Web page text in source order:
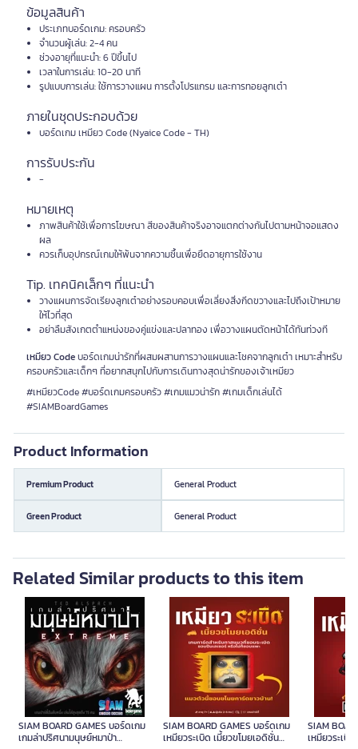
ข้อมูลสินค้า
ประเภทบอร์ดเกม: ครอบครัว
จำนวนผู้เล่น: 2-4 คน
ช่วงอายุที่แนะนำ: 6 ปีขึ้นไป
เวลาในการเล่น: 10-20 นาที
รูปแบบการเล่น: ใช้การวางแผน การตั้งโปรแกรม และการทอยลูกเต๋า
ภายในชุดประกอบด้วย
บอร์ดเกม เหมียว Code (Nyaice Code - TH)
การรับประกัน
-
หมายเหตุ
ภาพสินค้าใช้เพื่อการโฆษณา สีของสินค้าจริงอาจแตกต่างกันไปตามหน้าจอแสดง
ผล
ควรเก็บอุปกรณ์เกมให้พ้นจากความชื้นเพื่อยืดอายุการใช้งาน
Tip. เทคนิคเล็กๆ ที่แนะนำ
วางแผนการจัดเรียงลูกเต๋าอย่างรอบคอบเพื่อเลี่ยงสิ่งกีดขวางและไปถึงเป้าหมาย
ให้ไวที่สุด
อย่าลืมสังเกตตำแหน่งของคู่แข่งและปลาทอง เพื่อวางแผนตัดหน้าได้ทันท่วงที
เหมียว Codeบอร์ดเกมน่ารักที่ผสมผสานการวางแผนและโชคจากลูกเต๋า เหมาะสำหรับ
ครอบครัวและเด็กๆ ที่อยากสนุกไปกับการเดินทางสุดน่ารักของเจ้าเหมียว
#เหมียวCode #บอร์ดเกมครอบครัว #เกมแมวน่ารัก #เกมเด็กเล่นได้
#SIAMBoardGames
Product Information
Premium Product General Product
Green Product General Product
Related Similar products to this item
SIAM BOARD GAMES บอร์ดเกม
เกมล่าปริศนามนุษย์หมาป่า
SIAM BOARD GAMES บอร์ดเกม
เหมียวระเบิด เมี้ยวขโมยเอดิชั่น
SIAM
เหมียวระเบิ